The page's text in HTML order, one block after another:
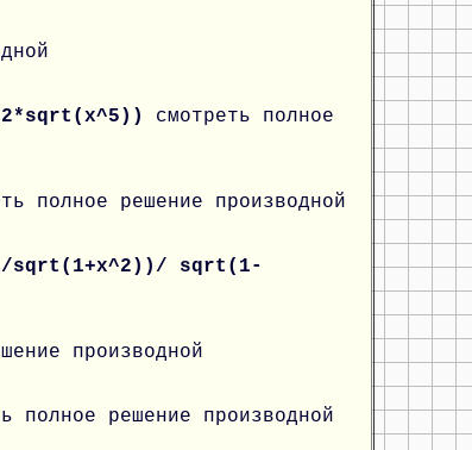
смотреть полное
полное решение производной
sqrt(1+x^2))/ sqrt(1-
производной
полное решение производной